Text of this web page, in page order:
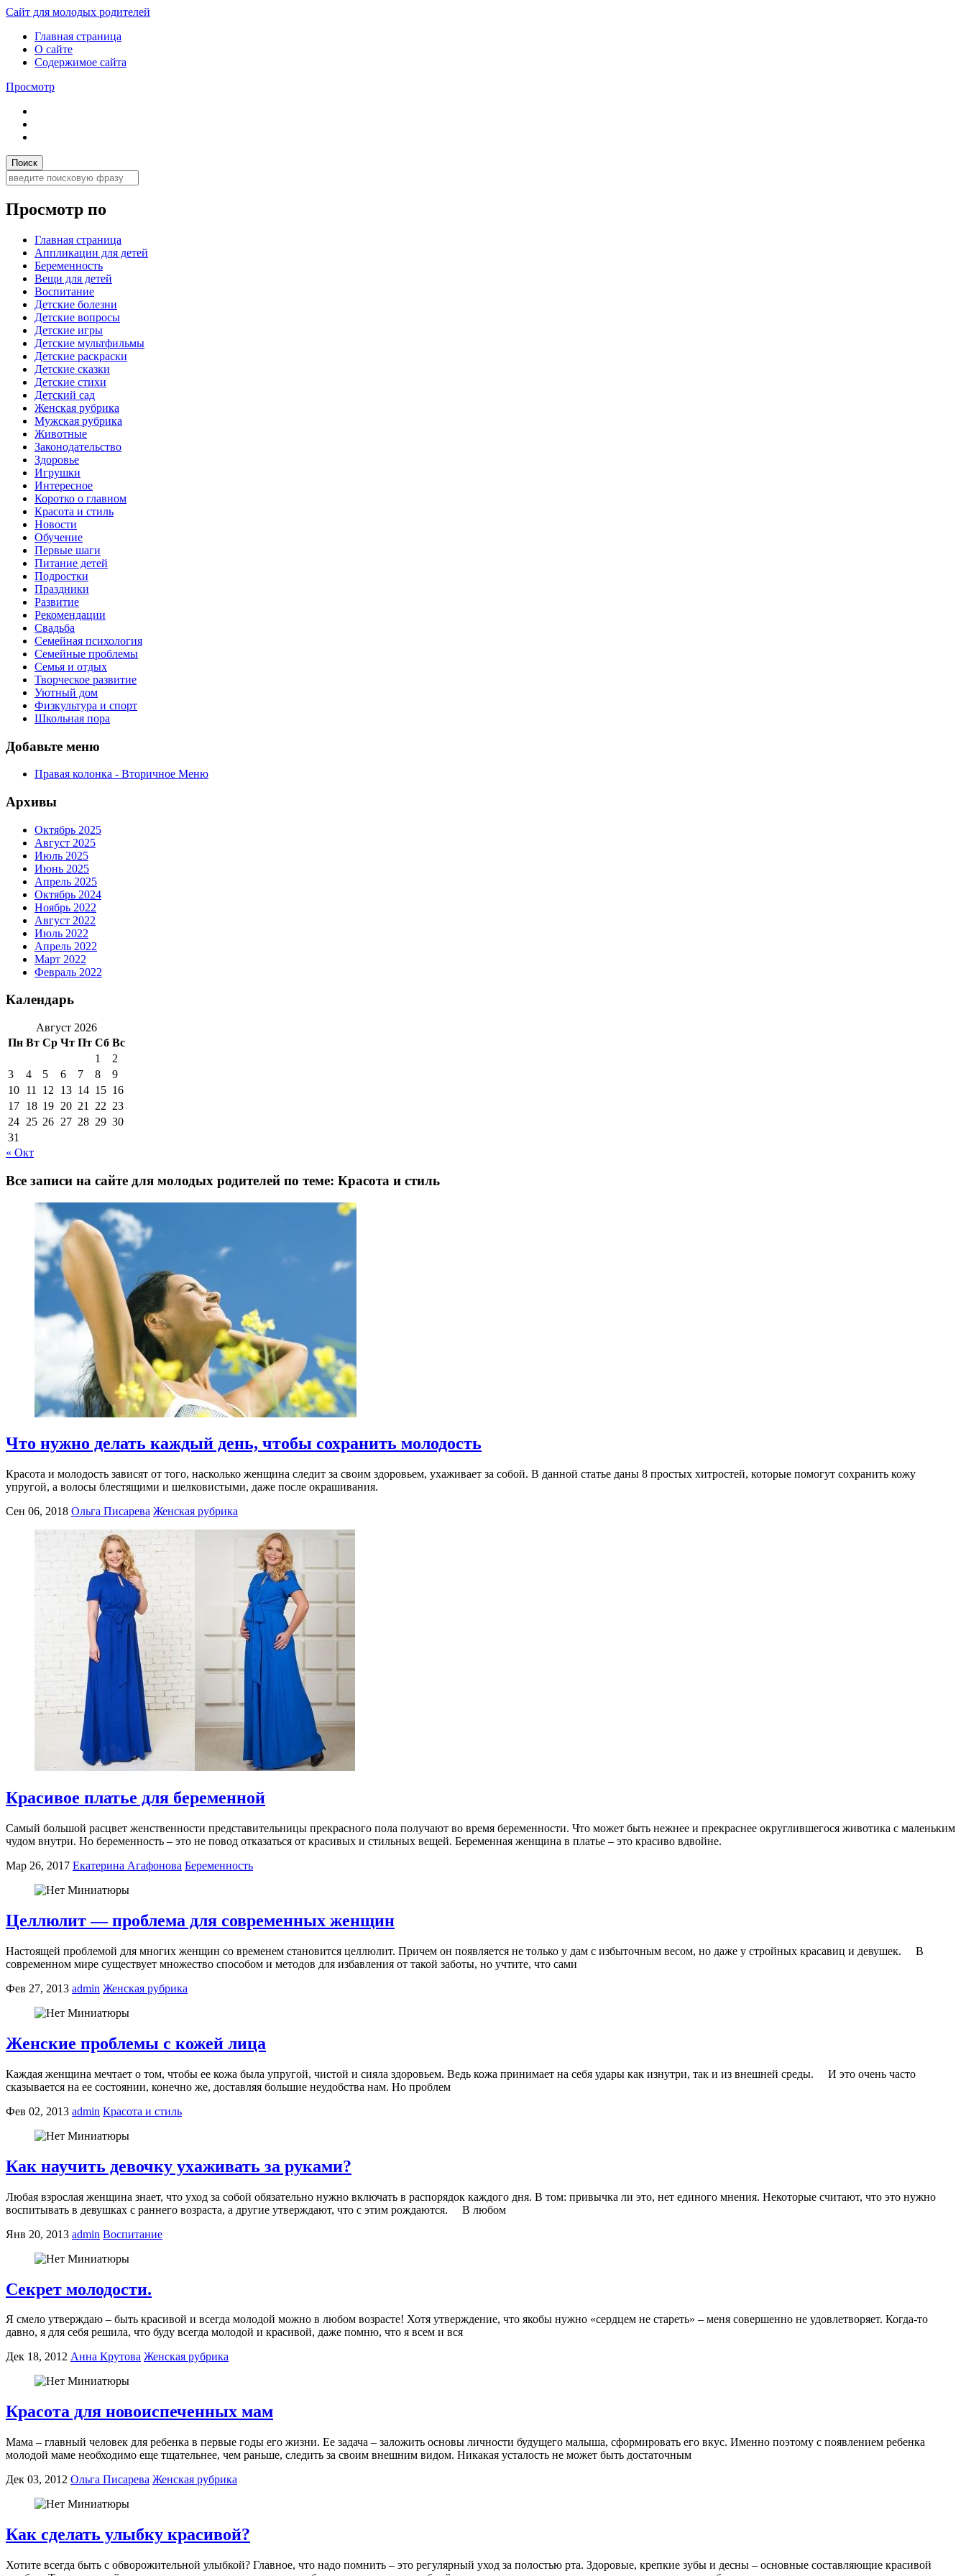
Сайт для молодых родителей
Главная страница
О сайте
Содержимое сайта
Просмотр
Просмотр по
Главная страница
Аппликации для детей
Беременность
Вещи для детей
Воспитание
Детские болезни
Детские вопросы
Детские игры
Детские мультфильмы
Детские раскраски
Детские сказки
Детские стихи
Детский сад
Женская рубрика
Мужская рубрика
Животные
Законодательство
Здоровье
Игрушки
Интересное
Коротко о главном
Красота и стиль
Новости
Обучение
Первые шаги
Питание детей
Подростки
Праздники
Развитие
Рекомендации
Свадьба
Семейная психология
Семейные проблемы
Семья и отдых
Творческое развитие
Уютный дом
Физкультура и спорт
Школьная пора
Добавьте меню
Правая колонка - Вторичное Меню
Архивы
Октябрь 2025
Август 2025
Июль 2025
Июнь 2025
Апрель 2025
Октябрь 2024
Ноябрь 2022
Август 2022
Июль 2022
Апрель 2022
Март 2022
Февраль 2022
Календарь
Август 2026
Пн Вт Ср Чт Пт Сб Вс
1
2
3
4 5 6 7 8
9
10 11 12 13 14 15 16
17 18 19 20 21 22 23
24 25 26 27 28 29 30
31
« Окт
Все записи на сайте для молодых родителей по теме: Красота и стиль
Что нужно делать каждый день, чтобы сохранить молодость
Красота и молодость зависят от того, насколько женщина следит за своим здоровьем, ухаживает за собой. В данной статье даны 8 простых хитростей, которые помогут сохранить кожу
упругой, а волосы блестящими и шелковистыми, даже после окрашивания.
Сен 06, 2018 Ольга Писарева Женская рубрика
Красивое платье для беременной
Самый большой расцвет женственности представительницы прекрасного пола получают во время беременности. Что может быть нежнее и прекраснее округлившегося животика с маленьким
чудом внутри. Но беременность – это не повод отказаться от красивых и стильных вещей. Беременная женщина в платье – это красиво вдвойне.
Мар 26, 2017 Екатерина Агафонова Беременность
Целлюлит — проблема для современных женщин
Настоящей проблемой для многих женщин со временем становится целлюлит. Причем он появляется не только у дам с избыточным весом, но даже у стройных красавиц и девушек. В
современном мире существует множество способом и методов для избавления от такой заботы, но учтите, что сами
Фев 27, 2013 admin Женская рубрика
Женские проблемы с кожей лица
Каждая женщина мечтает о том, чтобы ее кожа была упругой, чистой и сияла здоровьем. Ведь кожа принимает на себя удары как изнутри, так и из внешней среды. И это очень часто
сказывается на ее состоянии, конечно же, доставляя большие неудобства нам. Но проблем
Фев 02, 2013 admin Красота и стиль
Как научить девочку ухаживать за руками?
Любая взрослая женщина знает, что уход за собой обязательно нужно включать в распорядок каждого дня. В том: привычка ли это, нет единого мнения. Некоторые считают, что это нужно
воспитывать в девушках с раннего возраста, а другие утверждают, что с этим рождаются. В любом
Янв 20, 2013 admin Воспитание
Секрет молодости.
Я смело утверждаю – быть красивой и всегда молодой можно в любом возрасте! Хотя утверждение, что якобы нужно «сердцем не стареть» – меня совершенно не удовлетворяет. Когда-то
давно, я для себя решила, что буду всегда молодой и красивой, даже помню, что я всем и вся
Дек 18, 2012 Анна Крутова Женская рубрика
Красота для новоиспеченных мам
Мама – главный человек для ребенка в первые годы его жизни. Ее задача – заложить основы личности будущего малыша, сформировать его вкус. Именно поэтому с появлением ребенка
молодой маме необходимо еще тщательнее, чем раньше, следить за своим внешним видом. Никакая усталость не может быть достаточным
Дек 03, 2012 Ольга Писарева Женская рубрика
Как сделать улыбку красивой?
Хотите всегда быть с обворожительной улыбкой? Главное, что надо помнить – это регулярный уход за полостью рта. Здоровые, крепкие зубы и десны – основные составляющие красивой